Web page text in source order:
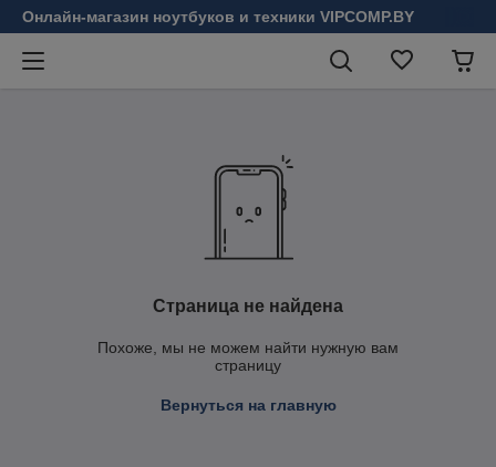
Онлайн-магазин ноутбуков и техники VIPCOMP.BY
Страница не найдена
Похоже, мы не можем найти нужную вам
страницу
Вернуться на главную